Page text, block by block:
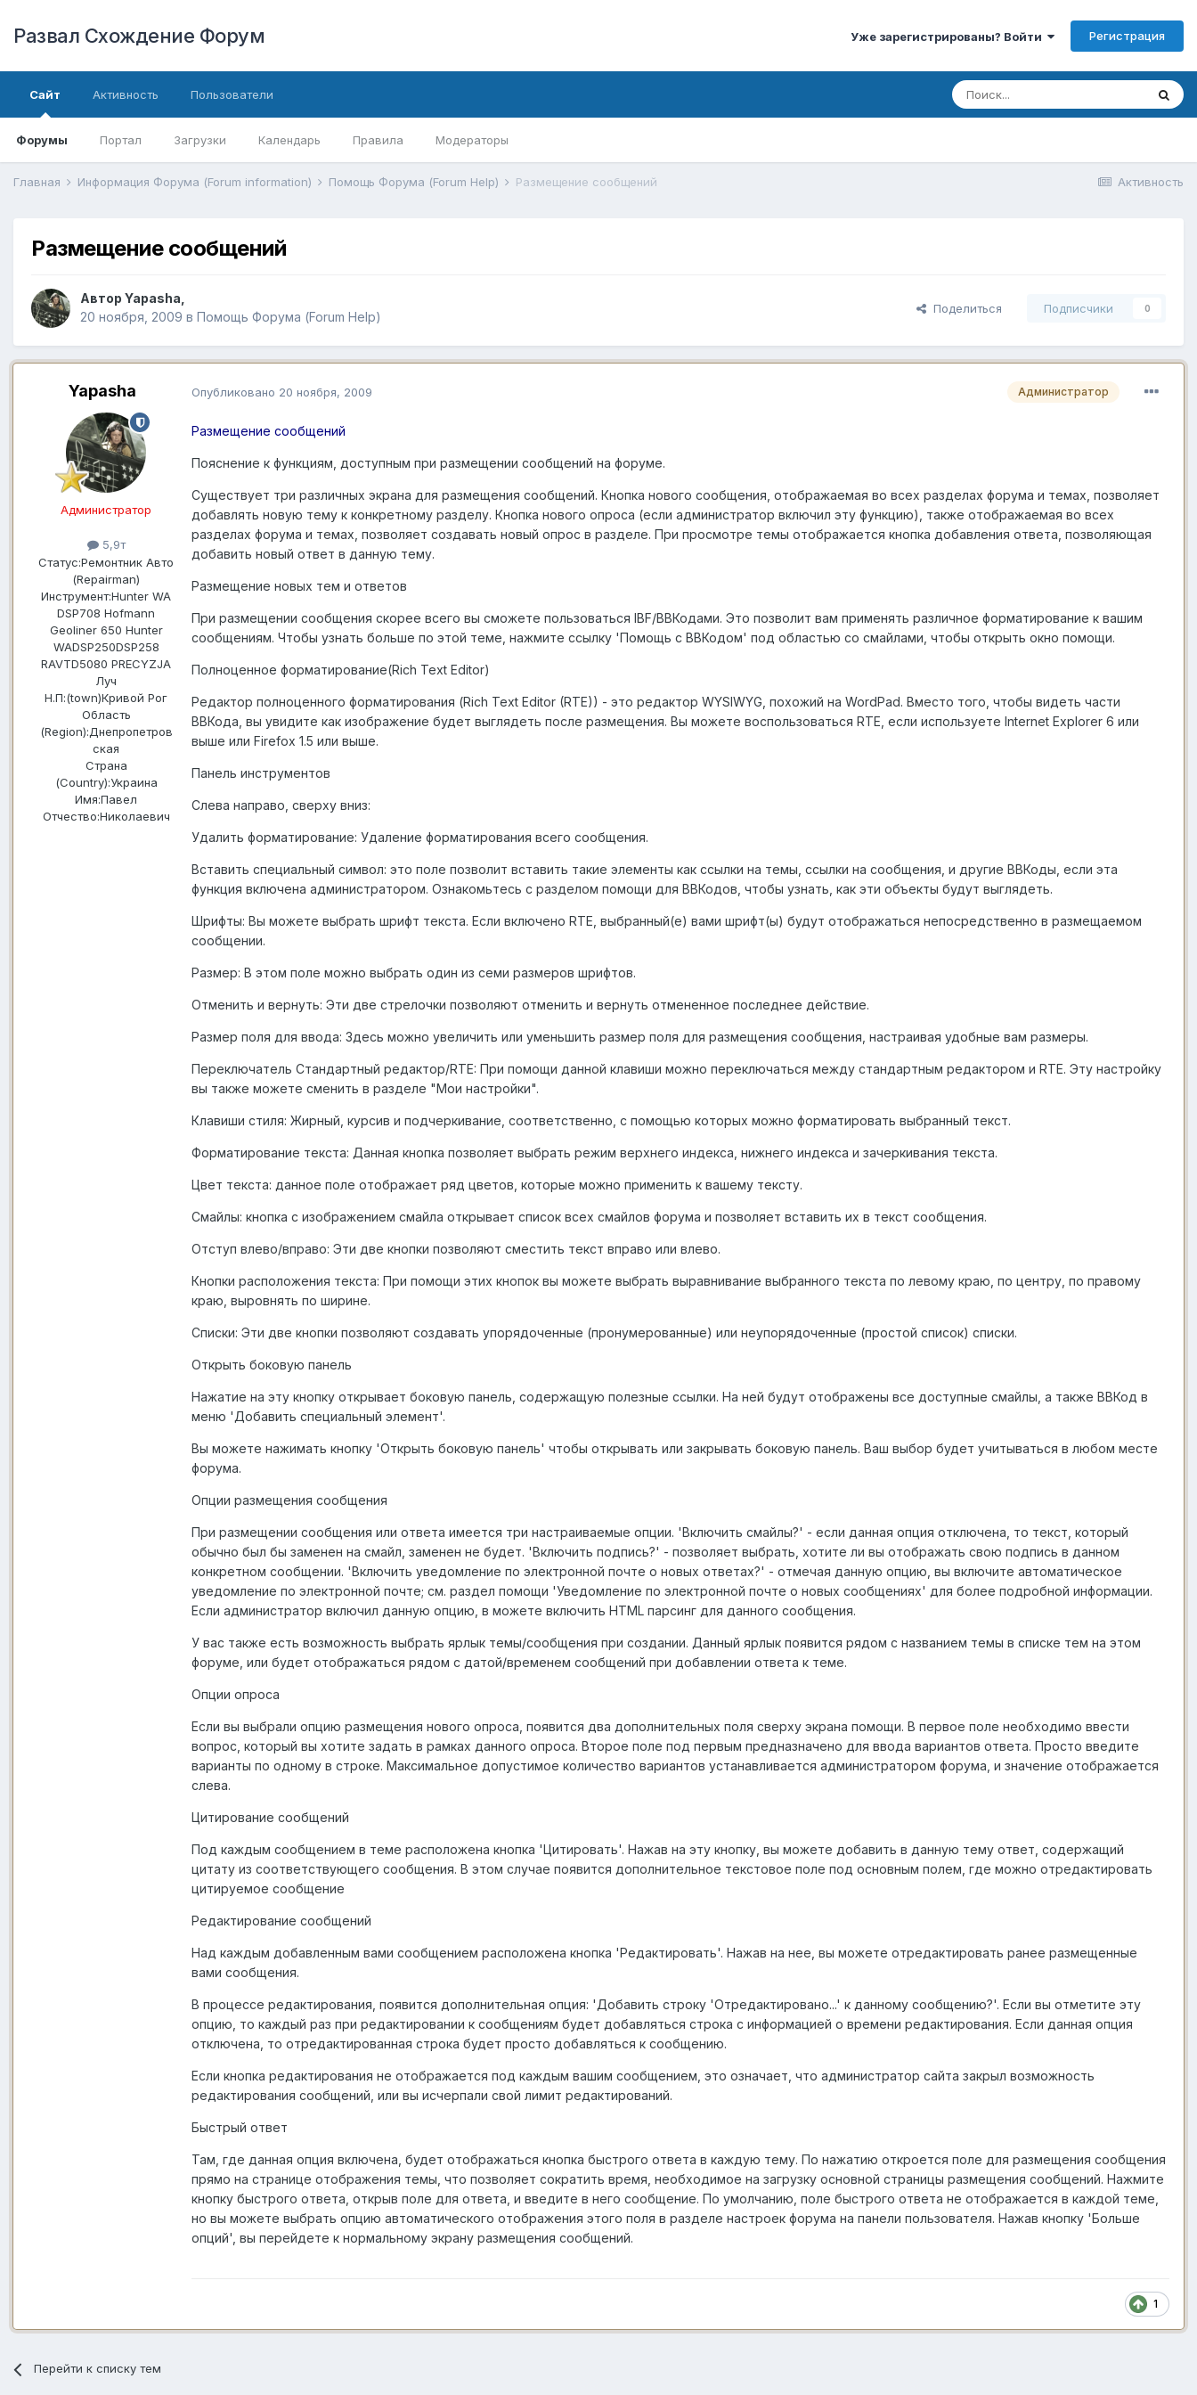
Развал Схождение Форум Уже зарегистрированы? Войти Регистрация
Сайт
Форумы Портал Загрузки Календарь Правила Модераторы
Активность Пользователи
Активность
Главная Информация Форума (Forum information) Помощь Форума (Forum Help) Размещение сообщений
Размещение сообщений
Автор Yapasha
20 ноября, 2009 в Помощь Форума (Forum Help)
Поделиться Подписчики 0
Yapasha
Администратор
5,9т
Статус:Ремонтник Авто
(Repairman)
Инструмент:Hunter WA
DSP708 Hofmann
Geoliner 650 Hunter
WADSP250DSP258
RAVTD5080 PRECYZJA
Луч
Н.П:(town)Кривой Рог
Область
(Region):Днепропетров
ская
Страна
(Country):Украина
Имя:Павел
Отчество:Николаевич
Администратор
Опубликовано 20 ноября, 2009
Размещение сообщений
Пояснение к функциям, доступным при размещении сообщений на форуме.
Существует три различных экрана для размещения сообщений. Кнопка нового сообщения, отображаемая во всех разделах форума и темах, позволяет
добавлять новую тему к конкретному разделу. Кнопка нового опроса (если администратор включил эту функцию), также отображаемая во всех
разделах форума и темах, позволяет создавать новый опрос в разделе. При просмотре темы отображается кнопка добавления ответа, позволяющая
добавить новый ответ в данную тему.
Размещение новых тем и ответов
При размещении сообщения скорее всего вы сможете пользоваться IBF/BBКодами. Это позволит вам применять различное форматирование к вашим
сообщениям. Чтобы узнать больше по этой теме, нажмите ссылку 'Помощь с BBКодом' под областью со смайлами, чтобы открыть окно помощи.
Полноценное форматирование(Rich Text Editor)
Редактор полноценного форматирования (Rich Text Editor (RTE)) - это редактор WYSIWYG, похожий на WordPad. Вместо того, чтобы видеть части
ВВКода, вы увидите как изображение будет выглядеть после размещения. Вы можете воспользоваться RTE, если используете Internet Explorer 6 или
выше или Firefox 1.5 или выше.
Панель инструментов
Слева направо, сверху вниз:
Удалить форматирование: Удаление форматирования всего сообщения.
Вставить специальный символ: это поле позволит вставить такие элементы как ссылки на темы, ссылки на сообщения, и другие ВВКоды, если эта
функция включена администратором. Ознакомьтесь с разделом помощи для ВВКодов, чтобы узнать, как эти объекты будут выглядеть.
Шрифты: Вы можете выбрать шрифт текста. Если включено RTE, выбранный(е) вами шрифт(ы) будут отображаться непосредственно в размещаемом
сообщении.
Размер: В этом поле можно выбрать один из семи размеров шрифтов.
Отменить и вернуть: Эти две стрелочки позволяют отменить и вернуть отмененное последнее действие.
Размер поля для ввода: Здесь можно увеличить или уменьшить размер поля для размещения сообщения, настраивая удобные вам размеры.
Переключатель Стандартный редактор/RTE: При помощи данной клавиши можно переключаться между стандартным редактором и RTE. Эту настройку
вы также можете сменить в разделе "Мои настройки".
Клавиши стиля: Жирный, курсив и подчеркивание, соответственно, с помощью которых можно форматировать выбранный текст.
Форматирование текста: Данная кнопка позволяет выбрать режим верхнего индекса, нижнего индекса и зачеркивания текста.
Цвет текста: данное поле отображает ряд цветов, которые можно применить к вашему тексту.
Смайлы: кнопка с изображением смайла открывает список всех смайлов форума и позволяет вставить их в текст сообщения.
Отступ влево/вправо: Эти две кнопки позволяют сместить текст вправо или влево.
Кнопки расположения текста: При помощи этих кнопок вы можете выбрать выравнивание выбранного текста по левому краю, по центру, по правому
краю, выровнять по ширине.
Списки: Эти две кнопки позволяют создавать упорядоченные (пронумерованные) или неупорядоченные (простой список) списки.
Открыть боковую панель
Нажатие на эту кнопку открывает боковую панель, содержащую полезные ссылки. На ней будут отображены все доступные смайлы, а также ВВКод в
меню 'Добавить специальный элемент'.
Вы можете нажимать кнопку 'Открыть боковую панель' чтобы открывать или закрывать боковую панель. Ваш выбор будет учитываться в любом месте
форума.
Опции размещения сообщения
При размещении сообщения или ответа имеется три настраиваемые опции. 'Включить смайлы?' - если данная опция отключена, то текст, который
обычно был бы заменен на смайл, заменен не будет. 'Включить подпись?' - позволяет выбрать, хотите ли вы отображать свою подпись в данном
конкретном сообщении. 'Включить уведомление по электронной почте о новых ответах?' - отмечая данную опцию, вы включите автоматическое
уведомление по электронной почте; см. раздел помощи 'Уведомление по электронной почте о новых сообщениях' для более подробной информации.
Если администратор включил данную опцию, в можете включить HTML парсинг для данного сообщения.
У вас также есть возможность выбрать ярлык темы/сообщения при создании. Данный ярлык появится рядом с названием темы в списке тем на этом
форуме, или будет отображаться рядом с датой/временем сообщений при добавлении ответа к теме.
Опции опроса
Если вы выбрали опцию размещения нового опроса, появится два дополнительных поля сверху экрана помощи. В первое поле необходимо ввести
вопрос, который вы хотите задать в рамках данного опроса. Второе поле под первым предназначено для ввода вариантов ответа. Просто введите
варианты по одному в строке. Максимальное допустимое количество вариантов устанавливается администратором форума, и значение отображается
слева.
Цитирование сообщений
Под каждым сообщением в теме расположена кнопка 'Цитировать'. Нажав на эту кнопку, вы можете добавить в данную тему ответ, содержащий
цитату из соответствующего сообщения. В этом случае появится дополнительное текстовое поле под основным полем, где можно отредактировать
цитируемое сообщение
Редактирование сообщений
Над каждым добавленным вами сообщением расположена кнопка 'Редактировать'. Нажав на нее, вы можете отредактировать ранее размещенные
вами сообщения.
В процессе редактирования, появится дополнительная опция: 'Добавить строку 'Отредактировано...' к данному сообщению?'. Если вы отметите эту
опцию, то каждый раз при редактировании к сообщениям будет добавляться строка с информацией о времени редактирования. Если данная опция
отключена, то отредактированная строка будет просто добавляться к сообщению.
Если кнопка редактирования не отображается под каждым вашим сообщением, это означает, что администратор сайта закрыл возможность
редактирования сообщений, или вы исчерпали свой лимит редактирований.
Быстрый ответ
Там, где данная опция включена, будет отображаться кнопка быстрого ответа в каждую тему. По нажатию откроется поле для размещения сообщения
прямо на странице отображения темы, что позволяет сократить время, необходимое на загрузку основной страницы размещения сообщений. Нажмите
кнопку быстрого ответа, открыв поле для ответа, и введите в него сообщение. По умолчанию, поле быстрого ответа не отображается в каждой теме,
но вы можете выбрать опцию автоматического отображения этого поля в разделе настроек форума на панели пользователя. Нажав кнопку 'Больше
опций', вы перейдете к нормальному экрану размещения сообщений.
1
Перейти к списку тем